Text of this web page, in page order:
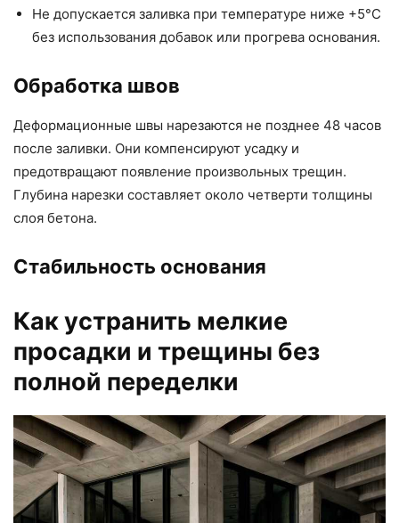
Не допускается заливка при температуре ниже +5°C
без использования добавок или прогрева основания.
Обработка швов
Деформационные швы нарезаются не позднее 48 часов
после заливки. Они компенсируют усадку и
предотвращают появление произвольных трещин.
Глубина нарезки составляет около четверти толщины
слоя бетона.
Стабильность основания
Как устранить мелкие
просадки и трещины без
полной переделки